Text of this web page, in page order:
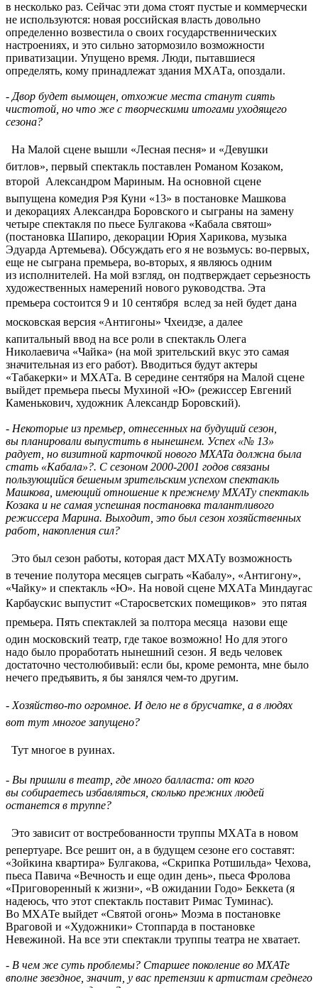
в несколько раз. Сейчас эти дома стоят пустые и коммерчески
не используются: новая российская власть довольно
определенно возвестила о своих государственнических
настроениях, и это сильно затормозило возможности
приватизации. Упущено время. Люди, пытавшиеся
определять, кому принадлежат здания МХАТа, опоздали.
- Двор будет вымощен, отхожие места станут сиять
чистотой, но что же с творческими итогами уходящего
сезона?
 На Малой сцене вышли «Лесная песня» и «Девушки
битлов», первый спектакль поставлен Романом Козаком,
второй  Александром Мариным. На основной сцене
выпущена комедия Рэя Куни «13» в постановке Машкова
и декорациях Александра Боровского и сыграны на замену
четыре спектакля по пьесе Булгакова «Кабала святош»
(постановка Шапиро, декорации Юрия Харикова, музыка
Эдуарда Артемьева). Обсуждать его я не возьмусь: во-первых,
еще не сыграна премьера, во-вторых, я являюсь одним
из исполнителей. На мой взгляд, он подтверждает серьезность
художественных намерений нового руководства. Эта
премьера состоится 9 и 10 сентября  вслед за ней будет дана
московская версия «Антигоны» Чхеидзе, а далее 
капитальный ввод на все роли в спектакль Олега
Николаевича «Чайка» (на мой зрительский вкус это самая
значительная из его работ). Вводиться будут актеры
«Табакерки» и МХАТа. В середине сентября на Малой сцене
выйдет премьера пьесы Мухиной «Ю» (режиссер Евгений
Каменькович, художник Александр Боровский).
- Некоторые из премьер, отнесенных на будущий сезон,
вы планировали выпустить в нынешнем. Успех «№ 13»
радует, но визитной карточкой нового МХАТа должна была
стать «Кабала»?. С сезоном 2000-2001 годов связаны
пользующийся бешеным зрительским успехом спектакль
Машкова, имеющий отношение к прежнему МХАТу спектакль
Козака и не самая успешная постановка талантливого
режиссера Марина. Выходит, это был сезон хозяйственных
работ, накопления сил?
 Это был сезон работы, которая даст МХАТу возможность
в течение полутора месяцев сыграть «Кабалу», «Антигону»,
«Чайку» и спектакль «Ю». На новой сцене МХАТа Миндаугас
Карбаускис выпустит «Старосветских помещиков»  это пятая
премьера. Пять спектаклей за полтора месяца  назови еще
один московский театр, где такое возможно! Но для этого
надо было проработать нынешний сезон. Я ведь человек
достаточно честолюбивый: если бы, кроме ремонта, мне было
нечего предъявить, я бы занялся чем-то другим.
- Хозяйство-то огромное. И дело не в брусчатке, а в людях 
вот тут многое запущено?
 Тут многое в руинах.
- Вы пришли в театр, где много балласта: от кого
вы собираетесь избавляться, сколько прежних людей
останется в труппе?
 Это зависит от востребованности труппы МХАТа в новом
репертуаре. Все решит он, а в будущем сезоне его составят:
«Зойкина квартира» Булгакова, «Скрипка Ротшильда» Чехова,
пьеса Павича «Вечность и еще один день», пьеса Фролова
«Приговоренный к жизни», «В ожидании Годо» Беккета (я
надеюсь, что этот спектакль поставит Римас Туминас).
Во МХАТе выйдет «Святой огонь» Моэма в постановке
Враговой и «Художники» Стоппарда в постановке
Невежиной. На все эти спектакли труппы театра не хватает.
- В чем же суть проблемы? Старшее поколение во МХАТе
вполне звездное, значит, у вас претензии к артистам среднего